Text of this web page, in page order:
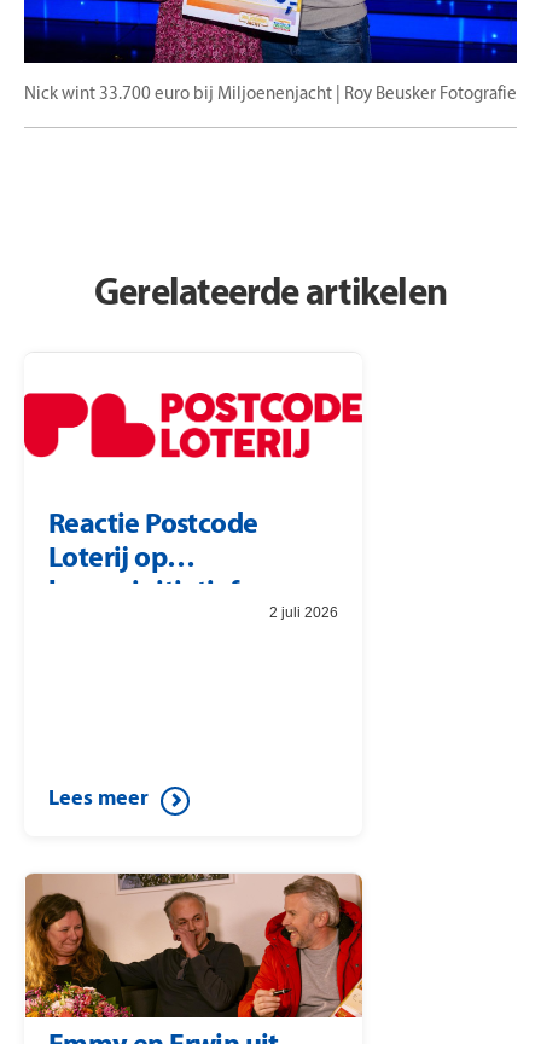
Nick wint 33.700 euro bij Miljoenenjacht | Roy Beusker Fotografie
Gerelateerde artikelen
Reactie Postcode
Loterij op
2 juli 2026
Lees meer